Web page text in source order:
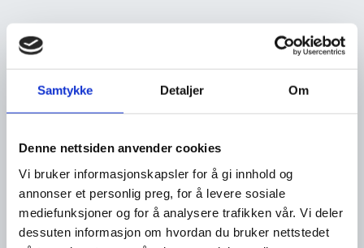
Samtykke Detaljer Om
Denne nettsiden anvender cookies
Vi bruker informasjonskapsler for å gi innhold og
annonser et personlig preg, for å levere sosiale
mediefunksjoner og for å analysere trafikken vår. Vi deler
dessuten informasjon om hvordan du bruker nettstedet